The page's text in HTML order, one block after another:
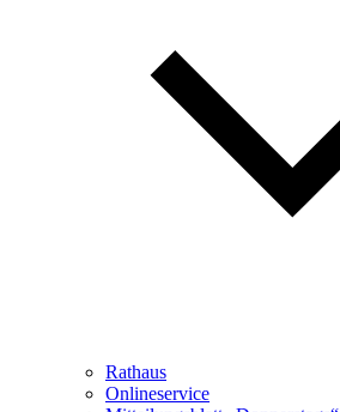
Rathaus
Onlineservice